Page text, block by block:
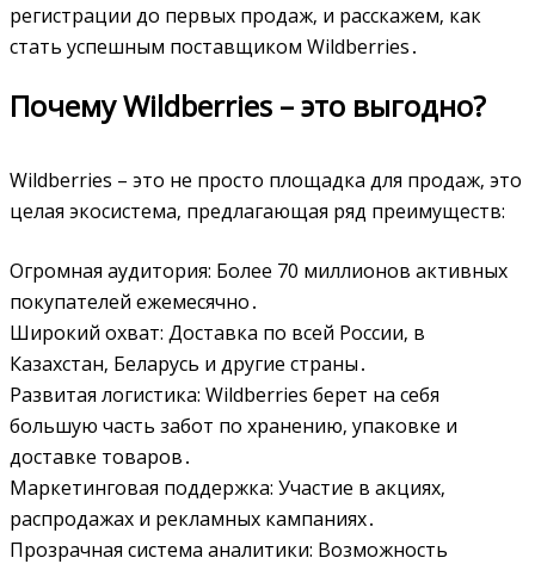
регистрации до первых продаж‚ и расскажем‚ как
стать успешным поставщиком Wildberries․
Почему Wildberries – это выгодно?
Wildberries – это не просто площадка для продаж‚ это
целая экосистема‚ предлагающая ряд преимуществ:
Огромная аудитория: Более 70 миллионов активных
покупателей ежемесячно․
Широкий охват: Доставка по всей России‚ в
Казахстан‚ Беларусь и другие страны․
Развитая логистика: Wildberries берет на себя
большую часть забот по хранению‚ упаковке и
доставке товаров․
Маркетинговая поддержка: Участие в акциях‚
распродажах и рекламных кампаниях․
Прозрачная система аналитики: Возможность